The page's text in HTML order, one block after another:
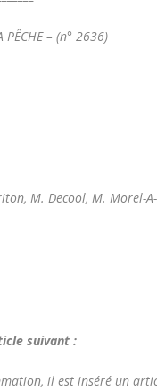
PÊCHE – (n° 2636)
M. Decool, M. Morel-
suivant :
il est inséré un